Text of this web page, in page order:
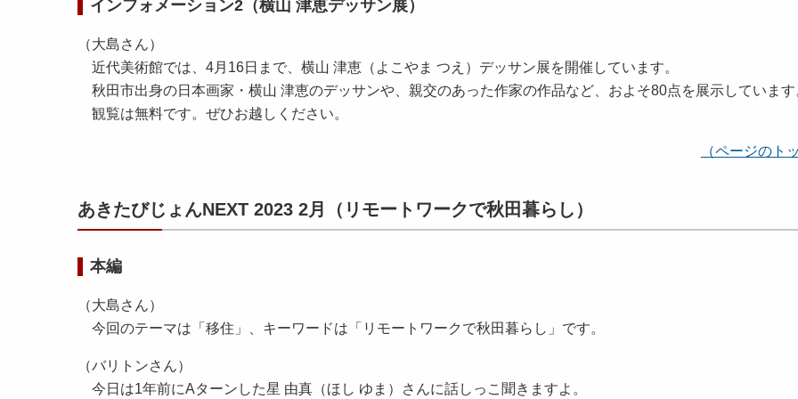
インフォメーション2（横山 津恵デッサン展）
（大島さん）
近代美術館では、4月16日まで、横山 津恵（よこやま つえ）デッサン展を開催しています。
秋田市出身の日本画家・横山 津恵のデッサンや、親交のあった作家の作品など、およそ80点を展示しています
観覧は無料です。ぜひお越しください。
（ページのト
あきたびじょんNEXT 2023 2月（リモートワークで秋田暮らし）
本編
（大島さん）
今回のテーマは「移住」、キーワードは「リモートワークで秋田暮らし」です。
（バリトンさん）
今日は1年前にAターンした星 由真（ほし ゆま）さんに話しっこ聞きますよ。